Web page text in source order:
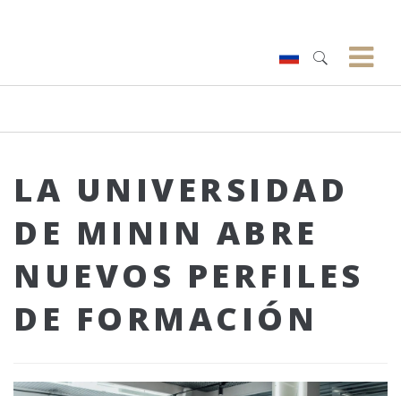
LA UNIVERSIDAD
DE MININ ABRE
NUEVOS PERFILES
DE FORMACIÓN